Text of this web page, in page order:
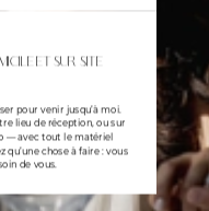
et sur site
pour venir jusqu’à moi.
lieu de réception, ou sur
— avec tout le matériel
qu’une chose à faire : vous
de vous.